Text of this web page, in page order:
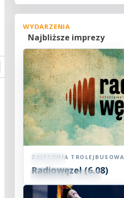
WYDARZENIA
Najbliższe imprezy
Koncert
06 SIE
2026
ZAJEZDNIA TROLEJBUSOWA
Radiowęzeł (6.08)